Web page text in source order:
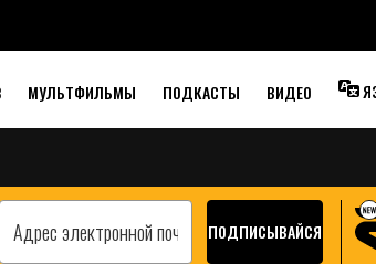
МУЛЬТФИЛЬМЫ ПОДКАСТЫ ВИДЕО
В